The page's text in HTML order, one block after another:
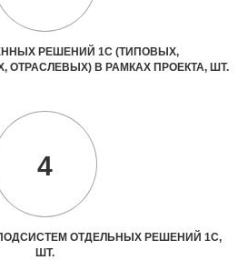
РЕШЕНИЙ 1С (ТИПОВЫХ,
В РАМКАХ ПРОЕКТА, ШТ.
4
ОТДЕЛЬНЫХ РЕШЕНИЙ 1С,
ШТ.